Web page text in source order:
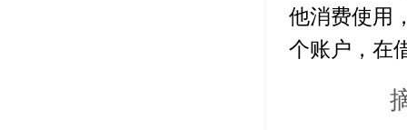
他消费使用
个账户，在